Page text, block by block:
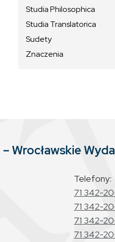
Studia Philosophica
Studia Translatorica
Sudety
Znaczenia
Wrocławskie
Telefony:
71 342-
71 342-
71 342-
71 342-